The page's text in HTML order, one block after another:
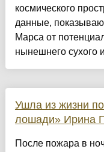
космического
данные,
Марса от
нынешнего сухого
Ушла из жизни
лошади» Ирина
После пожара в